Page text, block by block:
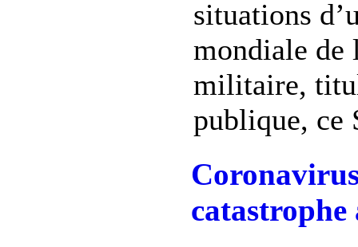
situations
mondiale de
militaire,
publique, ce
catastrophe